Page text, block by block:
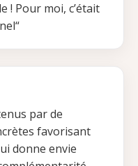
! Pour moi, c’était
par de
favorisant
donne envie